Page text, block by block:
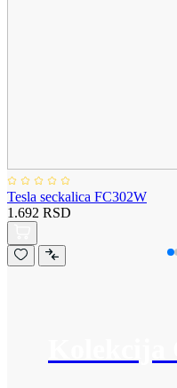
Tesla seckalica FC302W
1.692 RSD